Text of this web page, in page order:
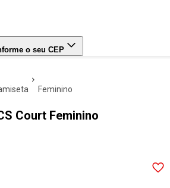
o seu CEP
feminino
Court Feminino